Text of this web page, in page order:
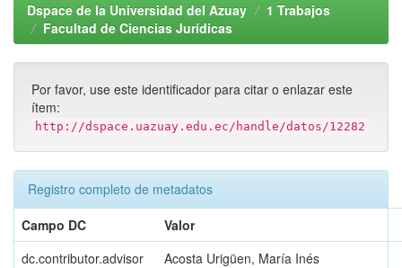
Dspace de la Universidad del Azuay
1 Trabajos
Facultad de Ciencias Jurídicas
Por favor, use este identificador para citar o enlazar este
ítem:
http://dspace.uazuay.edu.ec/handle/datos/12282
Registro completo de metadatos
Campo DC
Valor
dc.contributor.advisor
Acosta Urigüen, María Inés